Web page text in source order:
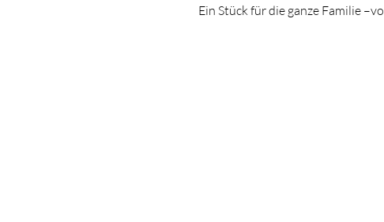
Ein Stück für die ganze Familie